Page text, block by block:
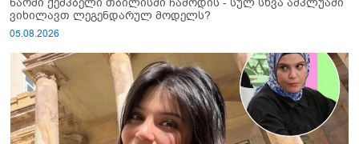
ვიხილავთ ლეგენდარულ მოდელს?
05.08.2026